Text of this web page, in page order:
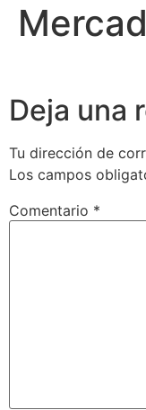
Deja una
Tu dirección de
Los campos
Comentario *